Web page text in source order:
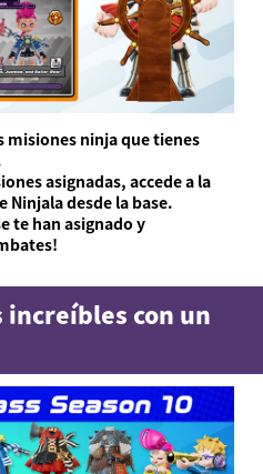
misiones ninja que tienes
asignadas, accede a la
Ninjala desde la base.
te han asignado y
increíbles con un